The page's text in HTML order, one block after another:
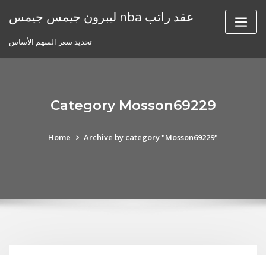
ليبرون جيمس جيمس nba عقد راتب
تحديد سعر السهم الأساس
Category Mosson69229
Home Archive by category "Mosson69229"